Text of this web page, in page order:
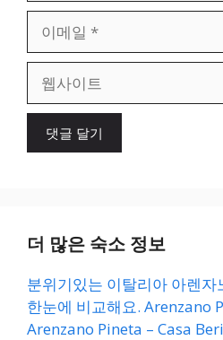
일
이
더 많은 숙소 정보
분위기있는 이탈리아 아렌자
한눈에 비교해요. Arenzano
Arenzano Pineta – Casa